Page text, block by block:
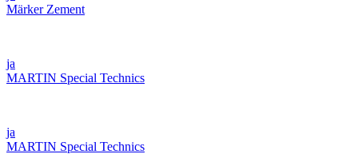
Märker Zement
ja
MARTIN Special Technics
ja
MARTIN Special Technics